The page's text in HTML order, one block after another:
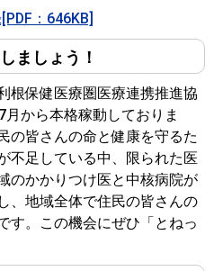
：646KB]
ましょう！
根保健医療圏医療連携推進協
から本格稼動しておりま
の皆さんの命と健康を守るた
不足している中、限られた医
のかかりつけ医と中核病院が
、地域全体で住民の皆さんの
す。この機会にぜひ「とねっ